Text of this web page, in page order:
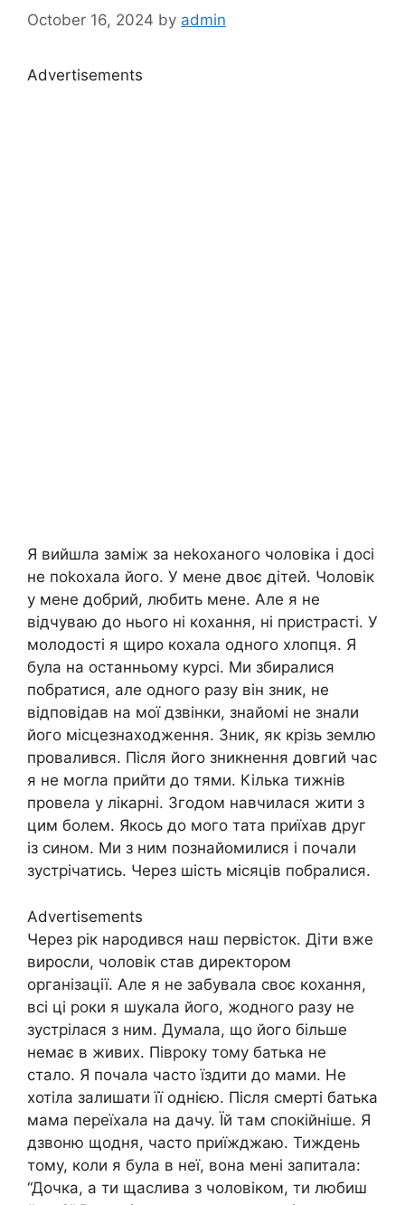
October 16, 2024 by admin
Advertisements
Я вийшла заміж за неkоханого чоловіка і досі
не поkохала його. У мене двоє дітей. Чоловік
у мене добрий, любить мене. Але я не
відчуваю до нього ні кохання, ні пристрасті. У
молодості я щиро кохала одного хлопця. Я
була на останньому курсі. Ми збиралися
побратися, але одного разу він зник, не
відповідав на мої дзвінки, знайомі не знали
його місцезнаходження. Зник, як крізь землю
провалився. Після його зникнення довгий час
я не могла прийти до тями. Кілька тижнів
провела у лікарні. Згодом навчилася жити з
цим болем. Якось до мого тата приїхав друг
із сином. Ми з ним познайомилися і почали
зустрічатись. Через шість місяців побралися.
Advertisements
Через рік народився наш первісток. Діти вже
виросли, чоловік став директором
організації. Але я не забувала своє кохання,
всі ці роки я шукала його, жодного разу не
зустрілася з ним. Думала, що його більше
немає в живих. Півроку тому батька не
стало. Я почала часто їздити до мами. Не
хотіла залишати її однією. Після смерті батька
мама переїхала на дачу. Їй там спокійніше. Я
дзвоню щодня, часто приїжджаю. Тиждень
тому, коли я була в неї, вона мені запитала:
“Дочка, а ти щаслива з чоловіком, ти любиш